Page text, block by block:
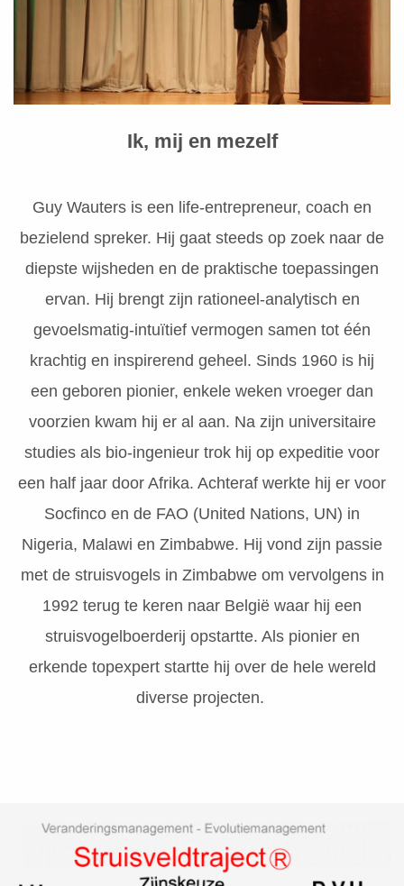
Ik, mij en mezelf
Guy Wauters is een life-entrepreneur, coach en
bezielend spreker. Hij gaat steeds op zoek naar de
diepste wijsheden en de praktische toepassingen
ervan. Hij brengt zijn rationeel-analytisch en
gevoelsmatig-intuïtief vermogen samen tot één
krachtig en inspirerend geheel. Sinds 1960 is hij
een geboren pionier, enkele weken vroeger dan
voorzien kwam hij er al aan. Na zijn universitaire
studies als bio-ingenieur trok hij op expeditie voor
een half jaar door Afrika. Achteraf werkte hij er voor
Socfinco en de FAO (United Nations, UN) in
Nigeria, Malawi en Zimbabwe. Hij vond zijn passie
met de struisvogels in Zimbabwe om vervolgens in
1992 terug te keren naar België waar hij een
struisvogelboerderij opstartte. Als pionier en
erkende topexpert startte hij over de hele wereld
diverse projecten.